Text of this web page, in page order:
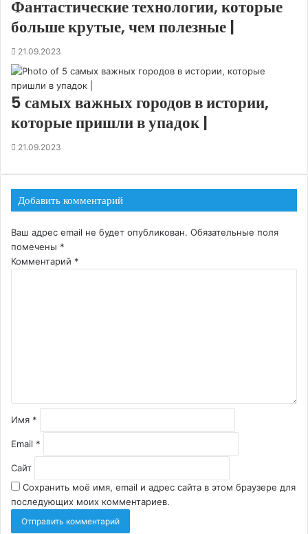
Фантастические технологии, которые
больше крутые, чем полезные |
21.09.2023
5 самых важных городов в истории,
которые пришли в упадок |
21.09.2023
Добавить комментарий
Ваш адрес email не будет опубликован. Обязательные поля
помечены *
Комментарий *
Имя *
Email *
Сайт
Сохранить моё имя, email и адрес сайта в этом браузере для
последующих моих комментариев.